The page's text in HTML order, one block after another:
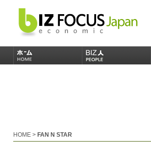
HOME > FAN N STAR